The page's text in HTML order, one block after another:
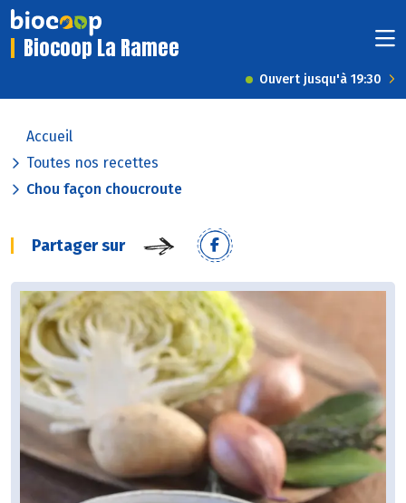
Biocoop La Ramee
Ouvert jusqu'à 19:30
Accueil
Toutes nos recettes
Chou façon choucroute
Partager sur